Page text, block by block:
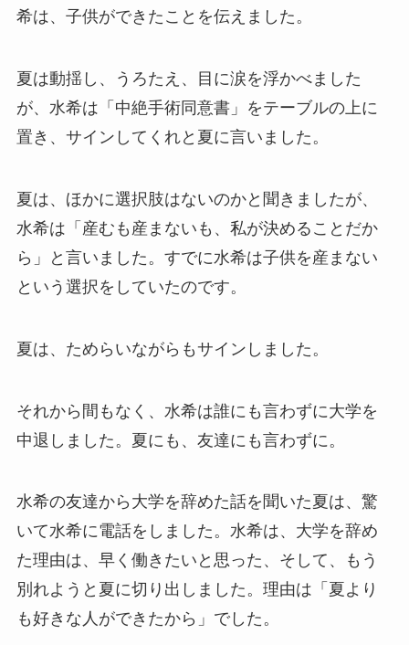
希は、子供ができたことを伝えました。
夏は動揺し、うろたえ、目に涙を浮かべました
が、水希は「中絶手術同意書」をテーブルの上に
置き、サインしてくれと夏に言いました。
夏は、ほかに選択肢はないのかと聞きましたが、
水希は「産むも産まないも、私が決めることだか
ら」と言いました。すでに水希は子供を産まない
という選択をしていたのです。
夏は、ためらいながらもサインしました。
それから間もなく、水希は誰にも言わずに大学を
中退しました。夏にも、友達にも言わずに。
水希の友達から大学を辞めた話を聞いた夏は、驚
いて水希に電話をしました。水希は、大学を辞め
た理由は、早く働きたいと思った、そして、もう
別れようと夏に切り出しました。理由は「夏より
も好きな人ができたから」でした。